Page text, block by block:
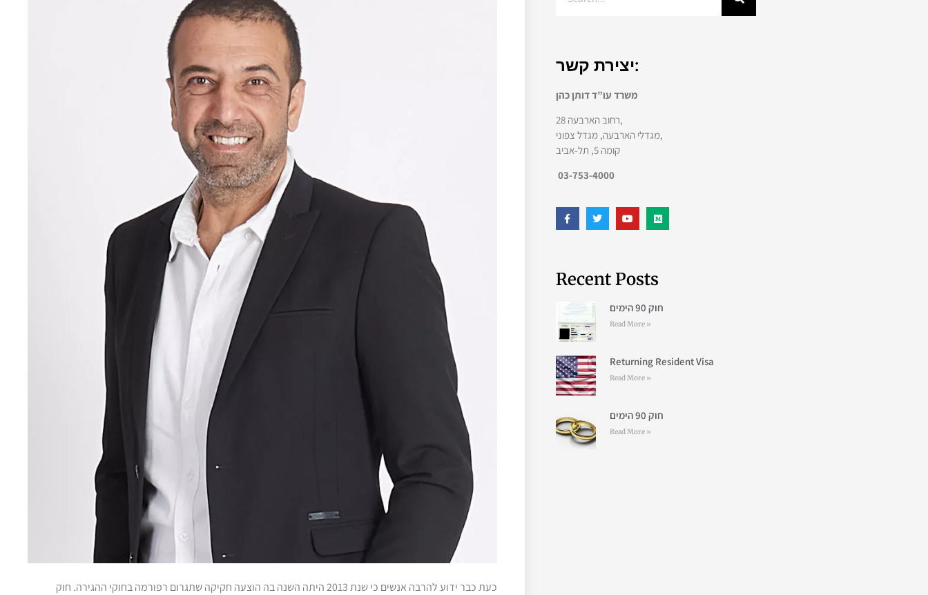
כעת כבר ידוע להרבה אנשים כי שנת 2013 היתה השנה בה הוצעה חקיקה שתגרום רפורמה בחוקי ההגירה. חוק
יצירת קשר:
משרד עו”ד דותן כהן
רחוב הארבעה 28,
מגדלי הארבעה, מגדל צפוני,
קומה 5, תל-אביב
03-753-4000
Recent Posts
חוק 90 הימים
Read More »
Returning Resident Visa
Read More »
חוק 90 הימים
Read More »